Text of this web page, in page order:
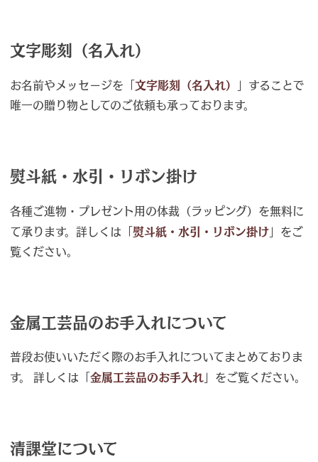
文字彫刻（名入れ）
お名前やメッセージを「 文字彫刻（名入れ）
」することで
唯一の贈り物としてのご依頼も承っております。
熨斗紙・水引・リボン掛け
各種ご進物・プレゼント用の体裁（ラッピング）を無料に
て承ります。詳しくは「 熨斗紙・水引・リボン掛け 」をご
覧ください。
金属工芸品のお手入れについて
普段お使いいただく際のお手入れについてまとめておりま
す。 詳しくは「 金属工芸品のお手入れ 」をご覧ください。
清課堂について